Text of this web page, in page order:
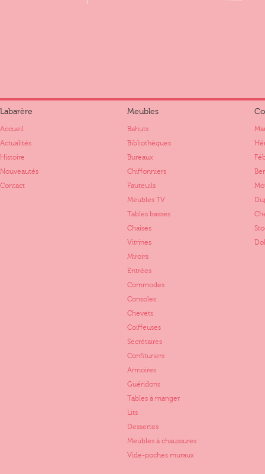
Labarère
Accueil
Actualités
Histoire
Nouveautés
Contact
Meubles
Bahuts
Bibliothèques
Bureaux
Chiffonniers
Fauteuils
Meubles TV
Tables basses
Chaises
Vitrines
Miroirs
Entrées
Commodes
Consoles
Chevets
Coiffeuses
Secrétaires
Confituriers
Armoires
Guéridons
Tables à manger
Lits
Dessertes
Meubles à chaussures
Vide-poches muraux